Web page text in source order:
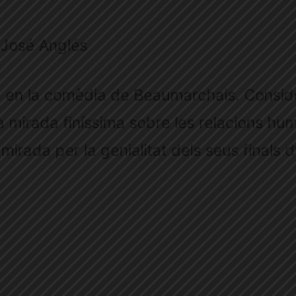
Anglés
la comèdia de Beaumarchais.
finíssima sobre les relacions
per la genialitat dels seus finals